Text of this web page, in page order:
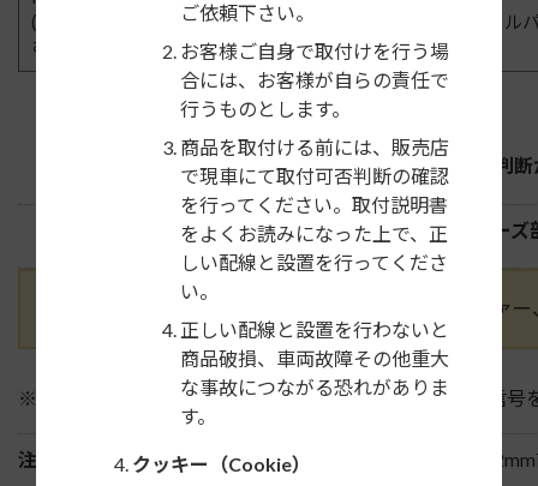
(ハイブリッド含
む）
RU2,
RU4
(ナビ装着用スペシャル
含む）
フローティングタイプの製品は、振動や取付位置の判
市販のディスプレイオーディオは、機種によってノー
後付けのパワーアンプ、チューンアップウーファ
※1 本キット付属の「24P配線コネクター」は車速信号
注1） 本キット付属の「パネルが」純正パネルより約
ご依頼下さい。
お客様ご自身で取付けを行う場
合には、お客様が自らの責任で
行うものとします。
商品を取付ける前には、販売店
で現車にて取付可否判断の確認
を行ってください。取付説明書
をよくお読みになった上で、正
しい配線と設置を行ってくださ
い。
正しい配線と設置を行わないと
商品破損、車両故障その他重大
な事故につながる恐れがありま
す。
クッキー（Cookie）